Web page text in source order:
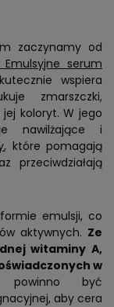
zaczynamy od
Emulsyjne serum
wspiera
zmarszczki,
koloryt. W jego
nawilżające i
, które pomagają
przeciwdziałają
emulsji, co
aktywnych. Ze
witaminy A,
w
być
aby cera